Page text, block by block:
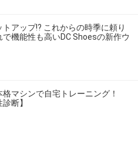
アップ!? これからの時季に頼り
機能性も高いDC Shoesの新作ウ
マシンで自宅トレーニング！
断】